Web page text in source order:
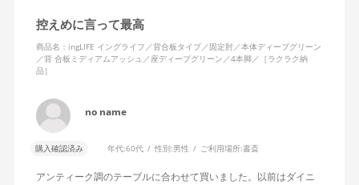
座面はゆらゆら左右にも揺れて、スキマなく続きがちなオンライ
ンミーティングの時間も、からだを動かすことでリラックスでき
ます。使ってみて気づいたことですが、固定肘の裏面、にぎった
ときに指があたる部分が、ほどよくプニプニと柔らかく安心感が
無意識にムダな力が入った状態でPC作業をする毎日でしたが、か
らだに余計な力をかけず、集中して座り続けられるようになりま
控えめに言って最高
商品名：ingLIFE イングライフ／背合板タイプ／固定肘／本体ディープグリーン
／背 合板ミディアムアッシュ／座ディープグリーン／4本脚／［ラクラク納
品］
no name
購入確認済み 年代:60代 性別:男性 ご利用場所:書斎
アンティーク調のテーブルに合わせて買いました。以前はダイニ